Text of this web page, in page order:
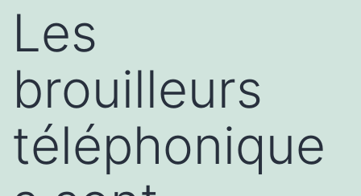
Les
brouilleurs
téléphonique